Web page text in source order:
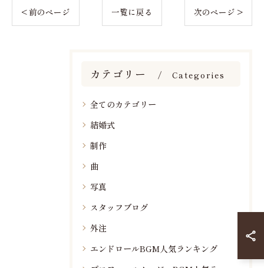
< 前のページ 一覧に戻る 次のページ >
カテゴリー Categories
全てのカテゴリー
結婚式
制作
曲
写真
スタッフブログ
外注
エンドロールBGM人気ランキング